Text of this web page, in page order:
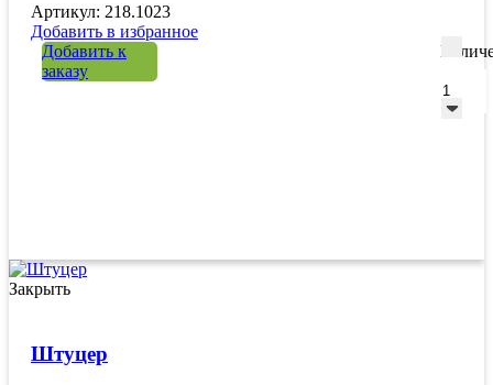
Артикул: 218.1023
Добавить в избранное
Добавить к
заказу
Закрыть
Штуцер